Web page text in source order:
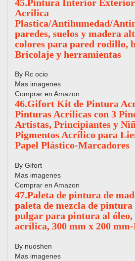
45.Pintura Interior
Acrilica
Plastica/Antihumedad/
paredes, suelos y madera
colores para pared rodillo,
Bricolaje y herramientas
By Rc ocio
Mas imagenes
Comprar en Amazon
46.Gifort Kit de Pintura
Pinturas Acrílicas con 3
Artistas, Principiantes y
Pigmentos Acrílico para
Papel Plástico-Marcadores
By Gifort
Mas imagenes
Comprar en Amazon
47.Paleta de pintura de
paleta de mezcla de
pulgar para pintura al óleo,
acrílica, 300 mm x 200
By nuoshen
Mas imagenes